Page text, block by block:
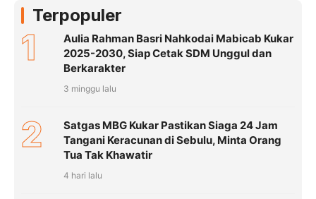
Terpopuler
1
Aulia Rahman Basri Nahkodai Mabicab Kukar
2025-2030, Siap Cetak SDM Unggul dan
Berkarakter
3 minggu lalu
2
Satgas MBG Kukar Pastikan Siaga 24 Jam
Tangani Keracunan di Sebulu, Minta Orang
Tua Tak Khawatir
4 hari lalu